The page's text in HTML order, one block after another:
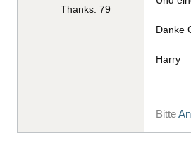
Thanks: 79
Danke
Harry
Bitte